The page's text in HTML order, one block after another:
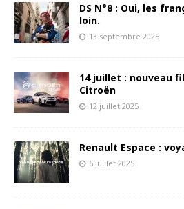
DS N°8 : Oui, les
loin.
13 septembre 2025
14 juillet : nouveau
Citroën
12 juillet 2025
Renault Espace :
6 juillet 2025